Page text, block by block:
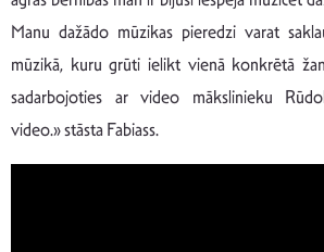
Manu dažādo mūzikas pieredzi varat
mūzikā, kuru grūti ielikt vienā konkrētā
sadarbojoties ar video mākslinieku
video.» stāsta Fabiass.